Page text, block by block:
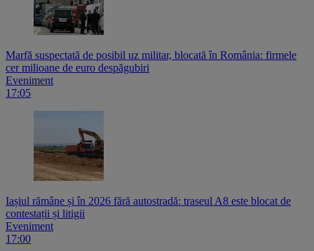
Marfă suspectată de posibil uz militar, blocată în România: firmele
cer milioane de euro despăgubiri
Eveniment
17:05
Iașiul rămâne și în 2026 fără autostradă: traseul A8 este blocat de
contestații și litigii
Eveniment
17:00